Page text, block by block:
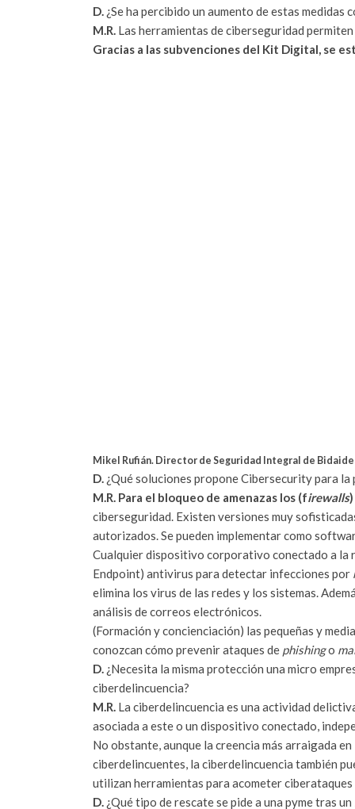
D. ¿Se ha percibido un aumento de estas
M.R. Las herramientas de ciberseguridad
Gracias a las subvenciones del Kit Digital, se
Mikel Rufián. Director de Seguridad Integral de
D. ¿Qué soluciones propone Cibersecurity para la
M.R. Para el bloqueo de amenazas los (firewalls
ciberseguridad. Existen versiones muy
autorizados. Se pueden implementar como
Cualquier dispositivo corporativo conectado a la
Endpoint) antivirus para detectar infecciones por
elimina los virus de las redes y los sistemas.
análisis de correos electrónicos.
(Formación y concienciación) las pequeñas y
conozcan cómo prevenir ataques de phishingo
D. ¿Necesita la misma protección una micro
ciberdelincuencia?
M.R. La ciberdelincuencia es una actividad
asociada a este o un dispositivo conectado,
No obstante, aunque la creencia más arraigada
ciberdelincuentes, la ciberdelincuencia también
utilizan herramientas para acometer
D. ¿Qué tipo de rescate se pide a una pyme tras un